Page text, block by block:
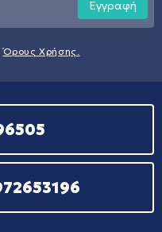
Εγγραφή
Όρους Χρήσης.